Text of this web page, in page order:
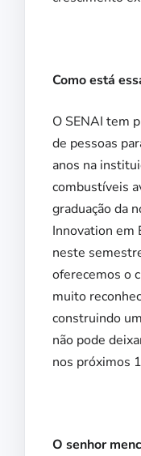
Como está
O SENAI tem
de pessoas
anos na
combustíveis
graduação da
Innovation em
neste
oferecemos o
muito
construindo
não pode
nos próximos
O senhor